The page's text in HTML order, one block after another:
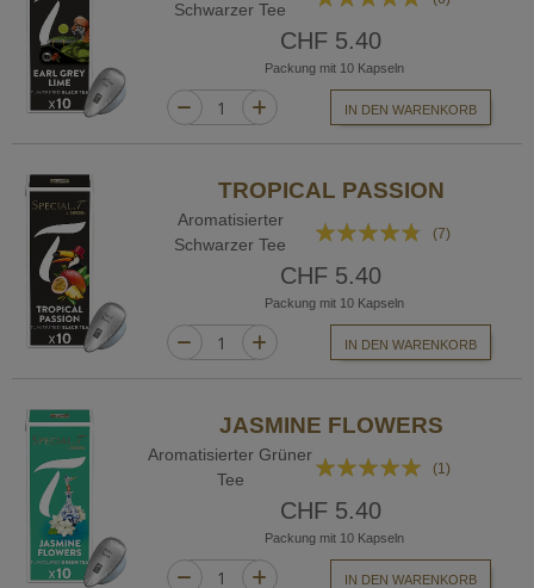
Schwarzer Tee
CHF 5.40
Packung mit 10 Kapseln
IN DEN WARENKORB
TROPICAL PASSION
Aromatisierter
Schwarzer Tee
Bewertung:
(7)
CHF 5.40
Packung mit 10 Kapseln
IN DEN WARENKORB
JASMINE FLOWERS
Aromatisierter Grüner
Tee
Bewertung:
(1)
CHF 5.40
Packung mit 10 Kapseln
IN DEN WARENKORB